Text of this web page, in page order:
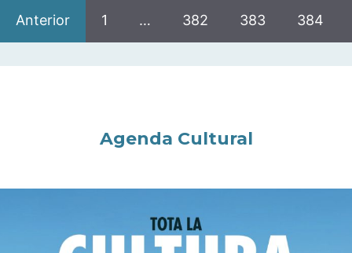
Anterior 1 … 382 383 384
Agenda Cultural